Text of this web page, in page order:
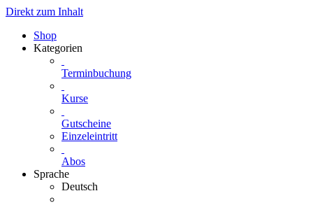
Direkt zum Inhalt
Shop
Kategorien
Terminbuchung
Kurse
Gutscheine
Einzeleintritt
Abos
Sprache
Deutsch